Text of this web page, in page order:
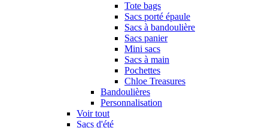
Tote bags
Sacs porté épaule
Sacs à bandoulière
Sacs panier
Mini sacs
Sacs à main
Pochettes
Chloe Treasures
Bandoulières
Personnalisation
Voir tout
Sacs d'été